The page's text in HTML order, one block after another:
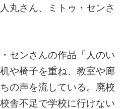
丸さん、ミトゥ・センさ
センさんの作品「人のい
や椅子を重ね、教室や廊
の声を流している。廃校
舎不足で学校に行けない